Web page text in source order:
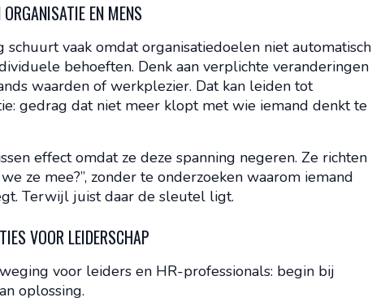
EN MENS
schuurt vaak omdat organisatiedoelen niet automatisch
behoeften. Denk aan verplichte veranderingen
waarden of werkplezier. Dat kan leiden tot
gedrag dat niet meer klopt met wie iemand denkt te
effect omdat ze deze spanning negeren. Ze richten
ze mee?”, zonder te onderzoeken waarom iemand
Terwijl juist daar de sleutel ligt.
VOOR LEIDERSCHAP
voor leiders en HR-professionals: begin bij
oplossing.